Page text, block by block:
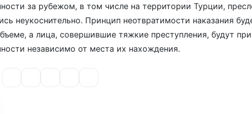
за рубежом, в том числе на территории Турции,
неукоснительно. Принцип неотвратимости наказания
а лица, совершившие тяжкие преступления, будут
независимо от места их нахождения.